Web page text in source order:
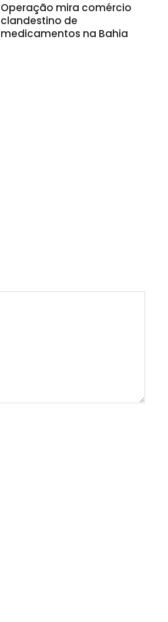
Operação mira comércio
clandestino de
medicamentos na Bahia